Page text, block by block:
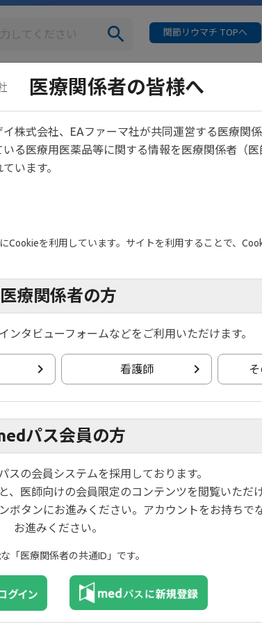
関節リウマチ TOPへ
イベント情報 診療サポー
知らせ
す。
願い申し上げます。
。
シー ご利用規約 お問い合わせ
医療関係者の皆様へ
株式会社、EAファーマ社が共同運営する医療関係
る医療用医薬品等に関する情報を医療関係者（
います。
を利用しています。サイトを利用することで、
医療関係者の方
ンタビューフォームなどをご利用いただけます。
看護師
パス会員の方
スの会員システムを採用しております。
医師向けの会員限定のコンテンツを閲覧いただけ
ボタンにお進みください。アカウントをお持ちで
お進みください。
「医療関係者の共通ID」です。